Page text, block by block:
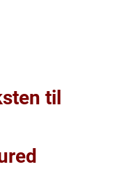
til